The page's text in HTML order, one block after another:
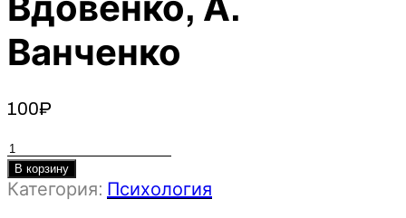
Вдовенко, А.
Ванченко
100₽
Количество
товара
Как
В корзину
Категория: Психология